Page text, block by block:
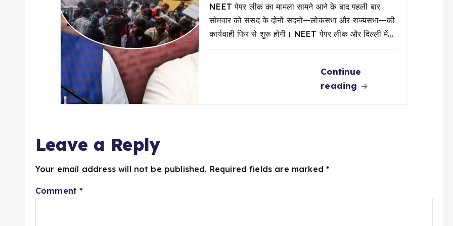
NEET पेपर लीक का मामला सामने आने के बाद पहली बार
सोमवार को संसद के दोनों सदनों—लोकसभा और राज्यसभा—की
कार्यवाही फिर से शुरू होगी। NEET पेपर लीक और दिल्ली में…
Continue
reading
Leave a Reply
Your email address will not be published. Required fields are marked*
Comment*